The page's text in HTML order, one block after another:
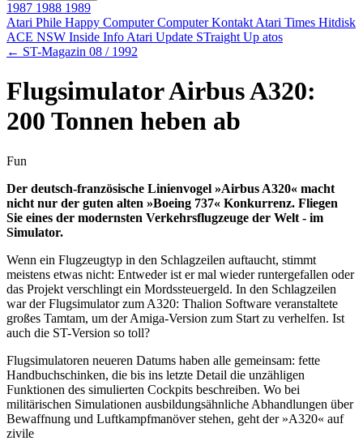
1987 1988 1989
Atari Phile Happy ComputerComputer Kontakt Atari Times Hitdisk
ACE NSW Inside Info Atari Update STraight Up atos
← ST-Magazin 08 / 1992
Flugsimulator Airbus A320:
200 Tonnen heben ab
Fun
Der deutsch-französische Linienvogel »Airbus A320« macht
nicht nur der guten alten »Boeing 737« Konkurrenz. Fliegen
Sie eines der modernsten Verkehrsflugzeuge der Welt - im
Simulator.
Wenn ein Flugzeugtyp in den Schlagzeilen auftaucht, stimmt
meistens etwas nicht: Entweder ist er mal wieder runtergefallen oder
das Projekt verschlingt ein Mordssteuergeld. In den Schlagzeilen
war der Flugsimulator zum A320: Thalion Software veranstaltete
großes Tamtam, um der Amiga-Version zum Start zu verhelfen. Ist
auch die ST-Version so toll?
Flugsimulatoren neueren Datums haben alle gemeinsam: fette
Handbuchschinken, die bis ins letzte Detail die unzähligen
Funktionen des simulierten Cockpits beschreiben. Wo bei
militärischen Simulationen ausbildungsähnliche Abhandlungen über
Bewaffnung und Luftkampfmanöver stehen, geht der »A320« auf
zivile